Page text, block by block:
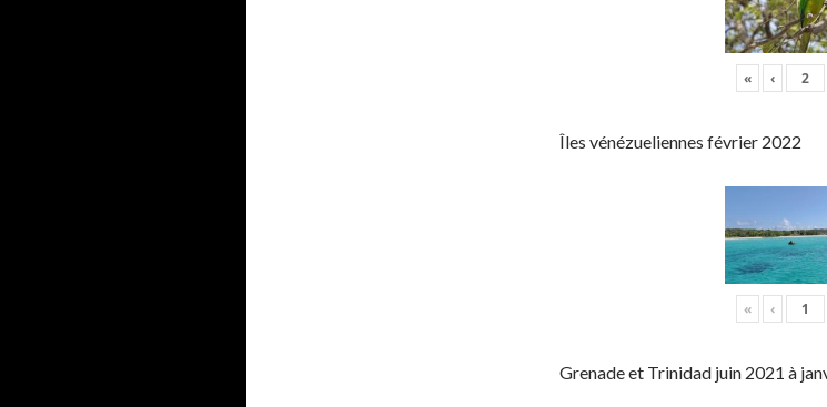
« ‹
Îles vénézueliennes février 2022
« ‹
Grenade et Trinidad juin 2021 à